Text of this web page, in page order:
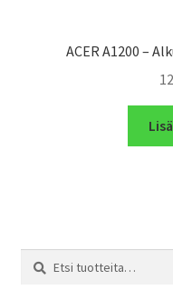
ACER A1200 –
Etsi:
Haku